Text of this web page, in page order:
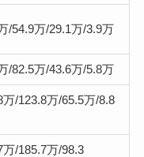
/54.9万/29.1万/3.9万
/82.5万/43.6万/5.8万
万/123.8万/65.5万/8.8
万/185.7万/98.3